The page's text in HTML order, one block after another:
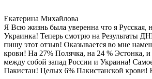
Екатерина Михайлова
Я Всю жизнь была уверенна что я Русская,
Украинка! Теперь смотрю на Результаты
пишу этот отзыв! Оказывается во мне
крови! На 27% Полячка, на 24 % Эстонка, и
между собой запад России и Украина!
Пакистан! Целых 6% Пакистанской крови!